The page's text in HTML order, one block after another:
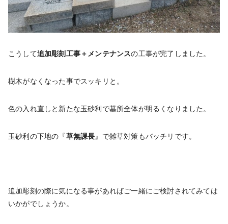
こうして追加彫刻工事＋メンテナンスの工事が完了しました。
樹木がなくなった事でスッキリと。
色の入れ直しと新たな玉砂利で墓所全体が明るくなりました。
玉砂利の下地の『草無課長』で雑草対策もバッチリです。
追加彫刻の際に気になる事があればご一緒にご検討されてみては
いかがでしょうか。